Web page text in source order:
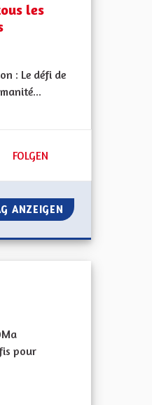
LES ÉLUS ALSACIENS
les
: Le défi de
53 FOLLOWER
FOLGEN
UNE RÉELLE PRISE EN
ANZEIGEN UNE RÉELLE
pour